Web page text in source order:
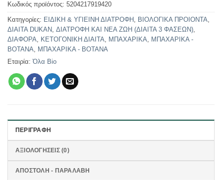
Κωδικός προϊόντος: 5204217919420
Κατηγορίες: ΕΙΔΙΚΗ & ΥΓΙΕΙΝΗ ΔΙΑΤΡΟΦΗ , ΒΙΟΛΟΓΙΚΑ ΠΡΟΙΟΝΤΑ,
ΔΙΑΙΤΑ DUKAN, ΔΙΑΤΡΟΦΗ ΚΑΙ ΝΕΑ ΖΩΗ (ΔΙΑΙΤΑ 3 ΦΑΣΕΩΝ),
ΔΙΑΦΟΡΑ, ΚΕΤΟΓΟΝΙΚΗ ΔΙΑΙΤΑ, ΜΠΑΧΑΡΙΚΑ, ΜΠΑΧΑΡΙΚΑ -
ΒΟΤΑΝΑ, ΜΠΑΧΑΡΙΚΑ - ΒΟΤΑΝΑ
Εταιρία: Όλα Bio
ΠΕΡΙΓΡΑΦΉ
ΑΞΙΟΛΟΓΉΣΕΙΣ (0)
ΑΠΟΣΤΟΛΗ - ΠΑΡΑΛΑΒΗ